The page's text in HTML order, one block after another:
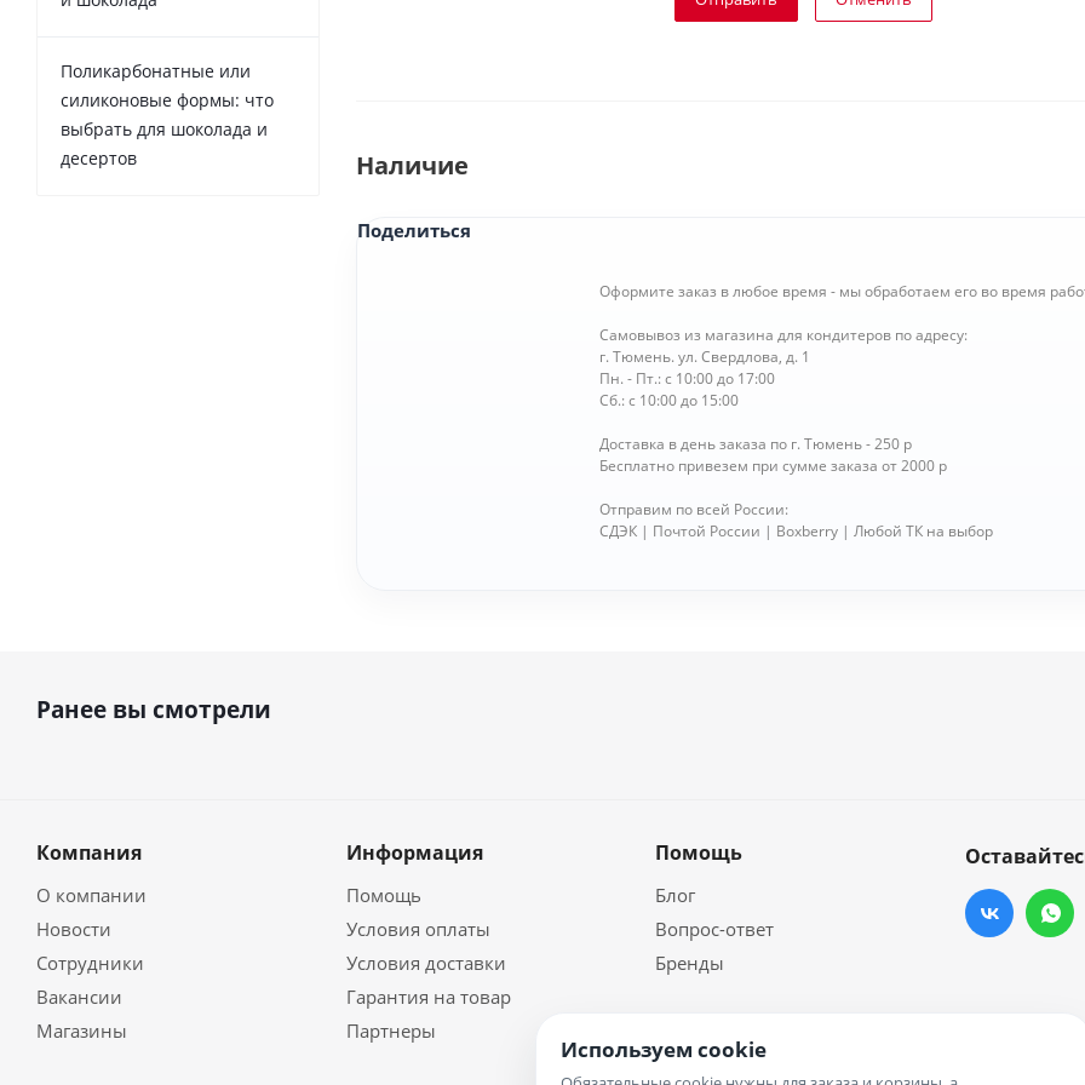
Наличие
Поделиться
Оформите заказ в любое время - мы обработаем его во время
Самовывоз из магазина для кондитеров по адресу:
г. Тюмень. ул. Свердлова, д. 1
Пн. - Пт.: с 10:00 до 17:00
Сб.: с 10:00 до 15:00
Доставка в день заказа по г. Тюмень - 250 р
Бесплатно привезем при сумме заказа от 2000 р
Отправим по всей России:
СДЭК | Почтой России | Boxberry | Любой ТК на выбор
Поликарбонатные или
силиконовые формы: что
выбрать для шоколада и
десертов
Ранее вы смотрели
Компания
О компании
Новости
Сотрудники
Вакансии
Магазины
Информация
Помощь
Условия оплаты
Условия доставки
Гарантия на товар
Партнеры
Помощь
Блог
Вопрос-ответ
Бренды
Используем cookie